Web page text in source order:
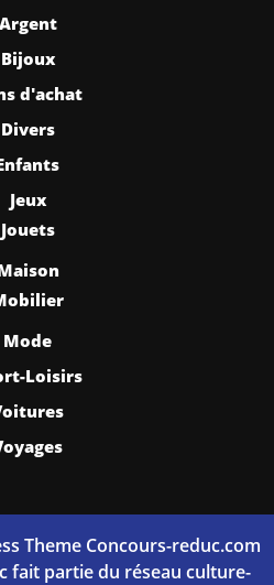
Argent
Bijoux
d'achat
Divers
Jeux
Jouets
Mode
Loisirs
Theme Concours-reduc.com
fait partie du réseau culture-